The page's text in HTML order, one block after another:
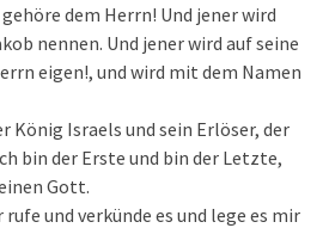
dem Herrn! Und jener wird
nennen. Und jener wird auf seine
eigen!, und wird mit dem Namen
König Israels und sein Erlöser, der
bin der Erste und bin der Letzte,
Gott.
rufe und verkünde es und lege es mir